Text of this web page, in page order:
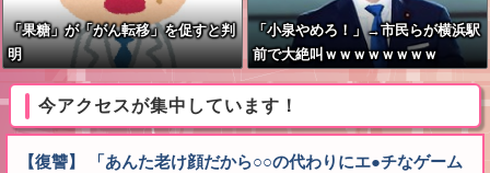
「果糖」が「がん転移」を促すと判
明
「小泉やめろ！」→市民らが横浜駅
前で大絶叫ｗｗｗｗｗｗｗｗ
今アクセスが集中しています！
【復讐】 「あんた老け顔だから○○の代わりにエ●チなゲーム